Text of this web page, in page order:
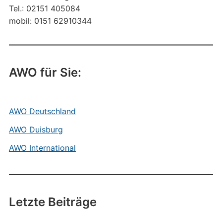
Tel.: 02151 405084
mobil: 0151 62910344
AWO für Sie:
AWO Deutschland
AWO Duisburg
AWO International
Letzte Beiträge